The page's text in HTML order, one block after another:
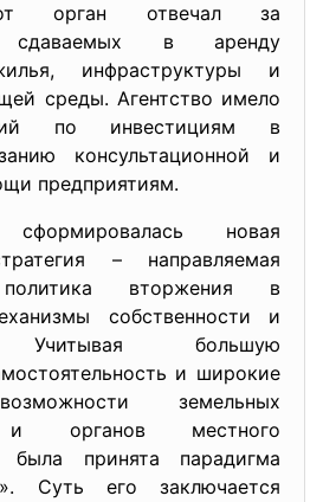
орган отвечал за
сдаваемых в аренду
инфраструктуры и
среды. Агентство имело
по инвестициям в
консультационной и
предприятиям.
новая
– направляемая
политика вторжения в
собственности и
Учитывая большую
и широкие
земельных
и органов местного
была принята парадигма
Суть его заключается